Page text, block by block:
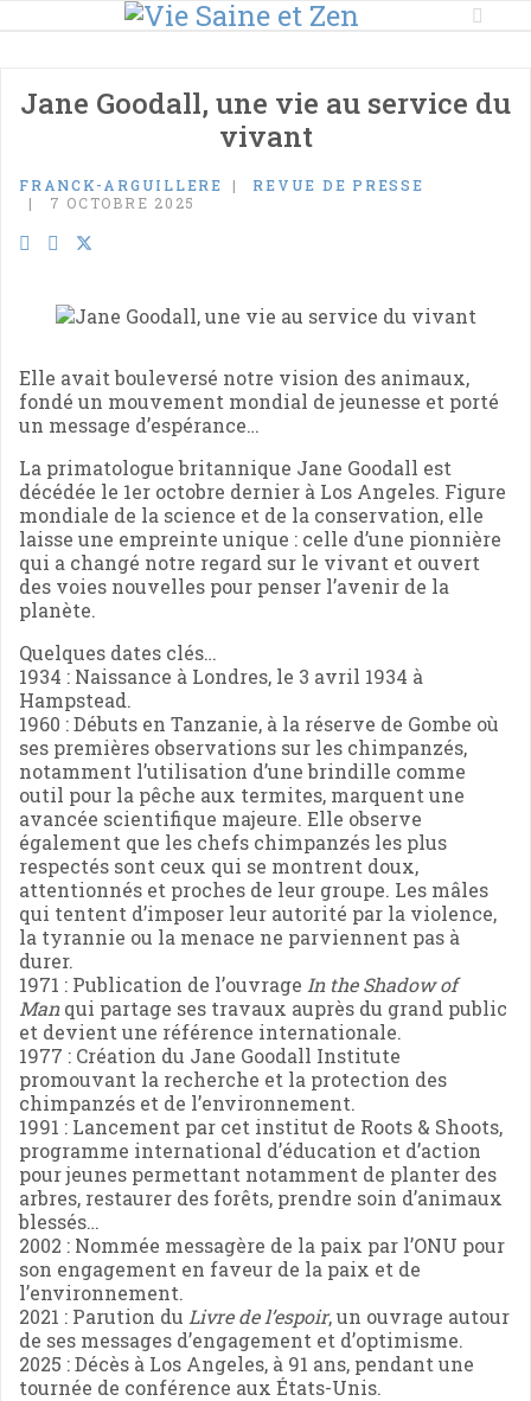
Jane Goodall, une vie au service du
vivant
FRANCK-ARGUILLERE
REVUE DE PRESSE
7 OCTOBRE 2025
Elle avait bouleversé notre vision des animaux,
fondé un mouvement mondial de jeunesse et porté
un message d’espérance…
La primatologue britannique Jane Goodall est
décédée le 1er octobre dernier à Los Angeles. Figure
mondiale de la science et de la conservation, elle
laisse une empreinte unique : celle d’une pionnière
qui a changé notre regard sur le vivant et ouvert
des voies nouvelles pour penser l’avenir de la
planète.
Quelques dates clés…
1934 : Naissance à Londres, le 3 avril 1934 à
Hampstead.
1960 : Débuts en Tanzanie, à la réserve de Gombe où
ses premières observations sur les chimpanzés,
notamment l’utilisation d’une brindille comme
outil pour la pêche aux termites, marquent une
avancée scientifique majeure. Elle observe
également que les chefs chimpanzés les plus
respectés sont ceux qui se montrent doux,
attentionnés et proches de leur groupe. Les mâles
qui tentent d’imposer leur autorité par la violence,
la tyrannie ou la menace ne parviennent pas à
durer.
1971 : Publication de l’ouvrage In the Shadow of
Manqui partage ses travaux auprès du grand public
et devient une référence internationale.
1977 : Création du Jane Goodall Institute
promouvant la recherche et la protection des
chimpanzés et de l’environnement.
1991 : Lancement par cet institut de Roots & Shoots,
programme international d’éducation et d’action
pour jeunes permettant notamment de planter des
arbres, restaurer des forêts, prendre soin d’animaux
blessés…
2002 : Nommée messagère de la paix par l’ONU pour
son engagement en faveur de la paix et de
l’environnement.
2021 : Parution du Livre de l’espoir, un ouvrage autour
de ses messages d’engagement et d’optimisme.
2025 : Décès à Los Angeles, à 91 ans, pendant une
tournée de conférence aux États-Unis.